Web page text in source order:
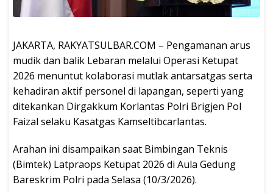
JAKARTA, RAKYATSULBAR.COM – Pengamanan arus
mudik dan balik Lebaran melalui Operasi Ketupat
2026 menuntut kolaborasi mutlak antarsatgas serta
kehadiran aktif personel di lapangan, seperti yang
ditekankan Dirgakkum Korlantas Polri Brigjen Pol
Faizal selaku Kasatgas Kamseltibcarlantas.
Arahan ini disampaikan saat Bimbingan Teknis
(Bimtek) Latpraops Ketupat 2026 di Aula Gedung
Bareskrim Polri pada Selasa (10/3/2026).